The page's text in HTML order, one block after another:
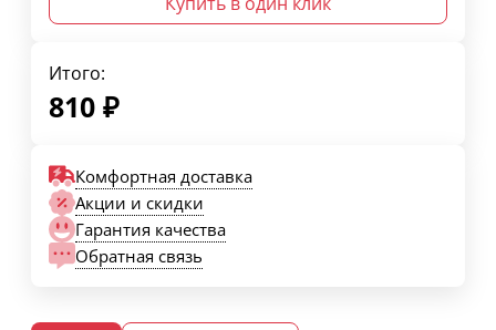
Итого:
810 ₽
Комфортная доставка
Акции и скидки
Гарантия качества
Обратная связь